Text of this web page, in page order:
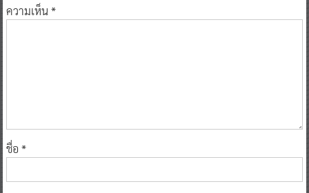
ความเห็น*
ชื่อ *